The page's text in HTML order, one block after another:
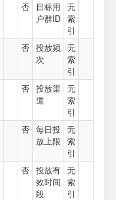
否
目标用
户群ID
无
索
引
否 投放频
次
无
索
引
否 投放渠
道
无
索
引
否 每日投
放上限
无
索
引
否 投放有
效时间
段
无
索
引